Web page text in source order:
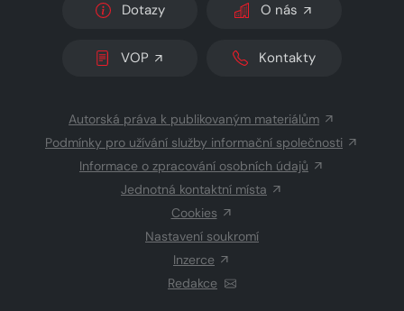
Dotazy O nás
VOP Kontakty
Autorská práva k publikovaným materiálům
Podmínky pro užívání služby informační společnosti
Informace o zpracování osobních údajů
Jednotná kontaktní místa
Cookies
Nastavení soukromí
Inzerce
Redakce